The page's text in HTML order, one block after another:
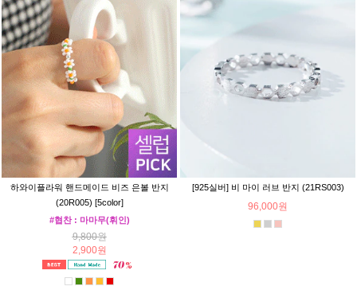
하와이플라워 핸드메이드 비즈 은볼 반지
(20R005) [5color]
#협찬 : 마마무(휘인)
9,800원
2,900원
[925실버] 비 마이 러브 반지 (21RS003)
96,000원